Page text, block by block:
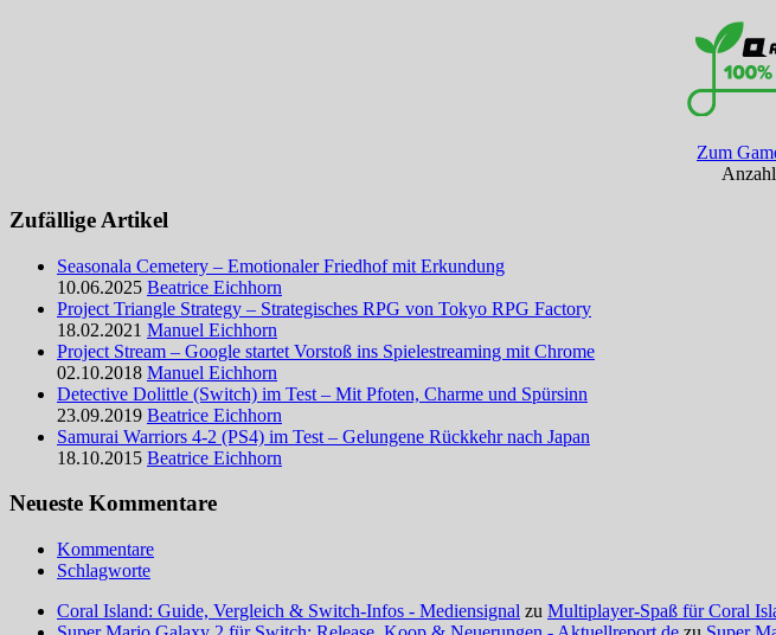
Zum
Zufällige Artikel
Seasonala Cemetery – Emotionaler Friedhof mit Erkundung
10.06.2025 Beatrice Eichhorn
Project Triangle Strategy – Strategisches RPG von Tokyo RPG Factory
18.02.2021 Manuel Eichhorn
Project Stream – Google startet Vorstoß ins Spielestreaming mit Chrome
02.10.2018 Manuel Eichhorn
Detective Dolittle (Switch) im Test – Mit Pfoten, Charme und Spürsinn
23.09.2019 Beatrice Eichhorn
Samurai Warriors 4-2 (PS4) im Test – Gelungene Rückkehr nach Japan
18.10.2015 Beatrice Eichhorn
Neueste Kommentare
Kommentare
Schlagworte
Coral Island: Guide, Vergleich & Switch-Infos - Mediensignal zu Multiplayer-Spaß für Coral